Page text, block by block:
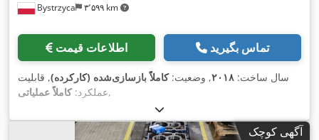
Bystrzyca ۳٬۵۹۹ km
اطلاعات قیمت تماس بگیرید
سال ساخت: ۲۰۱۸, وضعیت:کاملاً بازسازی‌شده (کارکرده), قابلیت
عملکرد:کاملاً عملیاتی ,
آگهی کوچک